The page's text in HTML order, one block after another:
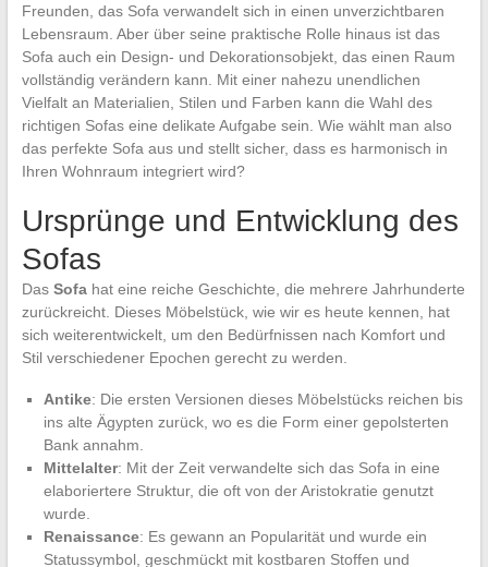
Freunden, das Sofa verwandelt sich in einen unverzichtbaren
Lebensraum. Aber über seine praktische Rolle hinaus ist das
Sofa auch ein Design- und Dekorationsobjekt, das einen Raum
vollständig verändern kann. Mit einer nahezu unendlichen
Vielfalt an Materialien, Stilen und Farben kann die Wahl des
richtigen Sofas eine delikate Aufgabe sein. Wie wählt man also
das perfekte Sofa aus und stellt sicher, dass es harmonisch in
Ihren Wohnraum integriert wird?
Ursprünge und Entwicklung des
Sofas
Das Sofahat eine reiche Geschichte, die mehrere Jahrhunderte
zurückreicht. Dieses Möbelstück, wie wir es heute kennen, hat
sich weiterentwickelt, um den Bedürfnissen nach Komfort und
Stil verschiedener Epochen gerecht zu werden.
Antike: Die ersten Versionen dieses Möbelstücks reichen bis
ins alte Ägypten zurück, wo es die Form einer gepolsterten
Bank annahm.
Mittelalter: Mit der Zeit verwandelte sich das Sofa in eine
elaboriertere Struktur, die oft von der Aristokratie genutzt
wurde.
Renaissance: Es gewann an Popularität und wurde ein
Statussymbol, geschmückt mit kostbaren Stoffen und